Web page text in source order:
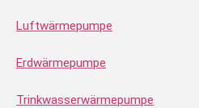
Luftwärmepumpe
Erdwärmepumpe
Trinkwasserwärmepumpe